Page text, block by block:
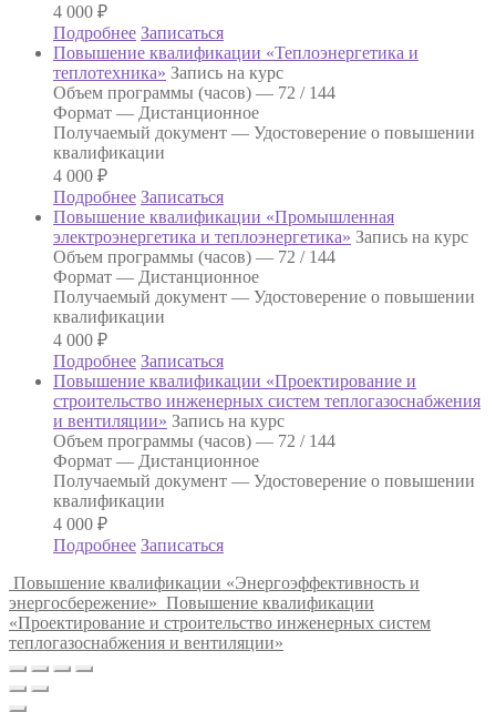
4 000 ₽
Подробнее Записаться
Повышение квалификации «Теплоэнергетика и
теплотехника» Запись на курс
Объем программы (часов) — 72 / 144
Формат — Дистанционное
Получаемый документ — Удостоверение о повышении
квалификации
4 000 ₽
Подробнее Записаться
Повышение квалификации «Промышленная
электроэнергетика и теплоэнергетика» Запись на курс
Объем программы (часов) — 72 / 144
Формат — Дистанционное
Получаемый документ — Удостоверение о повышении
квалификации
4 000 ₽
Подробнее Записаться
Повышение квалификации «Проектирование и
строительство инженерных систем теплогазоснабжения
и вентиляции» Запись на курс
Объем программы (часов) — 72 / 144
Формат — Дистанционное
Получаемый документ — Удостоверение о повышении
квалификации
4 000 ₽
Подробнее Записаться
Повышение квалификации «Энергоэффективность и
энергосбережение» Повышение квалификации
«Проектирование и строительство инженерных систем
теплогазоснабжения и вентиляции»